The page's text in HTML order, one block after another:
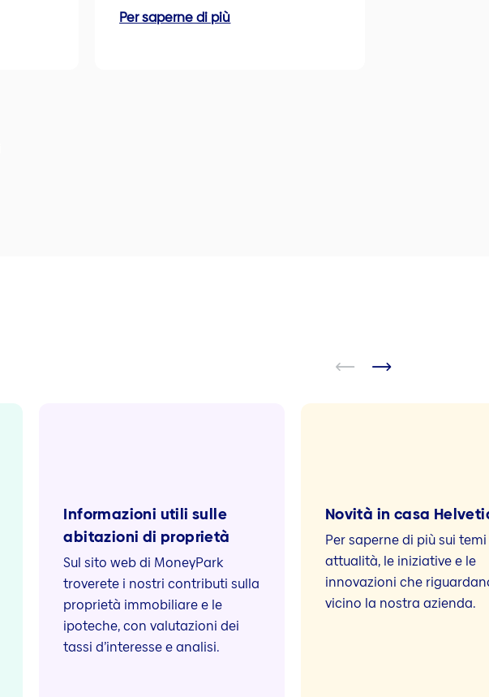
Per saperne di più
Informazioni utili sulle
abitazioni di proprietà
Sul sito web di MoneyPark
troverete i nostri contributi sulla
proprietà immobiliare e le
ipoteche, con valutazioni dei
tassi d’interesse e analisi.
Novità in casa
Per saperne di più sui
attualità, le iniziative e le
innovazioni che
vicino la nostra azienda.